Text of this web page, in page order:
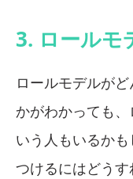
3. ロールモ
ロールモデルが
かがわかっても
いう人もいるか
つけるにはどうす